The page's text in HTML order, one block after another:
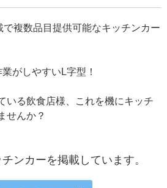
複数品目提供可能なキッチンカー
がしやすいL字型！
いる飲食店様、これを機にキッチ
せんか？
ンカーを掲載しています。